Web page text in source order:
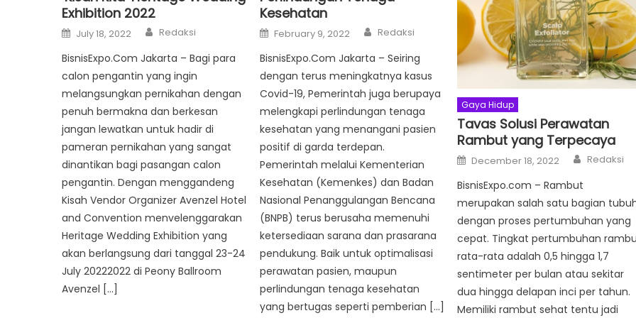
Exhibition 2022
Posted
on
July 18, 2022 Author
Redaksi
BisnisExpo.Com Jakarta – Bagi para
calon pengantin yang ingin
melangsungkan pernikahan dengan
penuh bermakna dan berkesan
jangan lewatkan untuk hadir di
pameran pernikahan yang sangat
dinantikan bagi pasangan calon
pengantin. Dengan menggandeng
Kisah Vendor Organizer Avenzel Hotel
and Convention menvelenggarakan
Heritage Wedding Exhibition yang
akan berlangsung dari tanggal 23-24
July 20222022 di Peony Ballroom
Avenzel […]
Kesehatan
Posted
on
February 9, 2022 Author
Redaksi
BisnisExpo.Com Jakarta – Seiring
dengan terus meningkatnya kasus
Covid-19, Pemerintah juga berupaya
melengkapi perlindungan tenaga
kesehatan yang menangani pasien
positif di garda terdepan.
Pemerintah melalui Kementerian
Kesehatan (Kemenkes) dan Badan
Nasional Penanggulangan Bencana
(BNPB) terus berusaha memenuhi
ketersediaan sarana dan prasarana
pendukung. Baik untuk optimalisasi
perawatan pasien, maupun
perlindungan tenaga kesehatan
yang bertugas seperti pemberian […]
Gaya Hidup
Tavas Solusi Perawatan
Rambut yang Terpecaya
Posted
on
December 18, 2022 Author
Redaksi
BisnisExpo.com – Rambut
merupakan salah satu bagian
dengan proses pertumbuhan yang
cepat. Tingkat pertumbuhan
rata-rata adalah 0,5 hingga 1,7
sentimeter per bulan atau sekitar
dua hingga delapan inci per tahun.
Memiliki rambut sehat tentu jadi